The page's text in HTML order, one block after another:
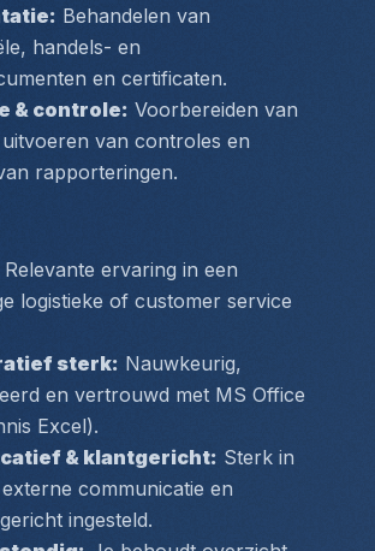
Behandelen van
handels- en
en certificaten.
& controle: Voorbereiden van
van controles en
rapporteringen.
Relevante ervaring in een
logistieke of customer service
sterk: Nauwkeurig,
en vertrouwd met MS Office
Excel).
& klantgericht: Sterk in
communicatie en
ingesteld.